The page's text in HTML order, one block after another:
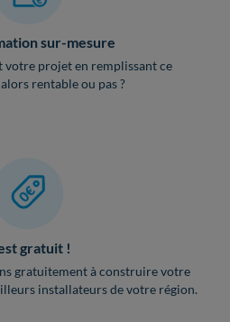
sur-mesure
votre projet en remplissant ce
rentable ou pas ?
gratuit !
gratuitement à construire votre
installateurs de votre région.